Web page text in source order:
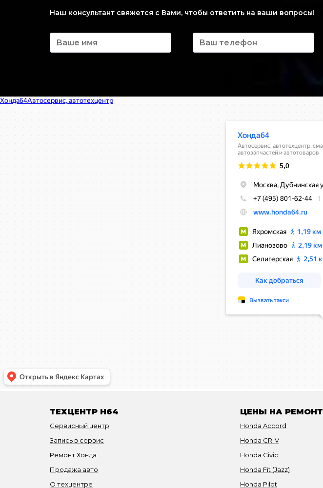
Наш консультант свяжется с Вами, чтобы ответить на ваши вопросы!
ТЕХЦЕНТР H64
Сервисный центр
Запись в сервис
Ремонт Хонда
Продажа авто
О техцентре
ЦЕНЫ НА РЕМОНТ
Honda Accord
Honda CR-V
Honda Civic
Honda Fit (Jazz)
Honda Pilot